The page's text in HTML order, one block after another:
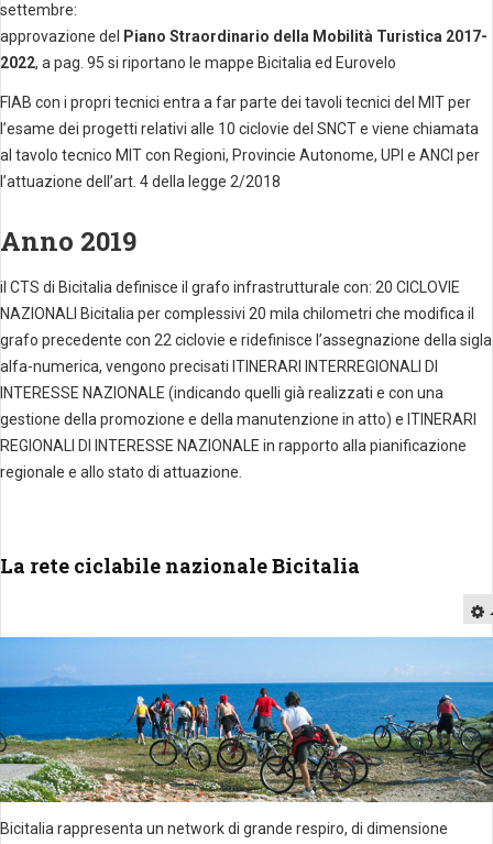
settembre:
approvazione del
Piano Straordinario della Mobilità Turistica 2017-
2022, a pag. 95 si riportano le mappe Bicitalia ed Eurovelo
FIAB con i propri tecnici entra a far parte dei tavoli tecnici del MIT per
l’esame dei progetti relativi alle 10 ciclovie del SNCT e viene chiamata
al tavolo tecnico MIT con Regioni, Provincie Autonome, UPI e ANCI per
l’attuazione dell’art. 4 della legge 2/2018
Anno 2019
il CTS di Bicitalia definisce il grafo infrastrutturale con: 20 CICLOVIE
NAZIONALI Bicitalia per complessivi 20 mila chilometri che modifica il
grafo precedente con 22 ciclovie e ridefinisce l’assegnazione della sigla
alfa-numerica, vengono precisati ITINERARI INTERREGIONALI DI
INTERESSE NAZIONALE (indicando quelli già realizzati e con una
gestione della promozione e della manutenzione in atto) e ITINERARI
REGIONALI DI INTERESSE NAZIONALE in rapporto alla pianificazione
regionale e allo stato di attuazione.
La rete ciclabile nazionale Bicitalia
Bicitalia rappresenta un network di grande respiro, di dimensione